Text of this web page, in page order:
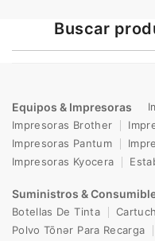
Buscar
Equipos & Impresoras
Impresoras Brother
Impresoras Pantum
Impresoras Kyocera
Suministros &
Botellas De Tinta
Polvo Tōnər Para Recarga